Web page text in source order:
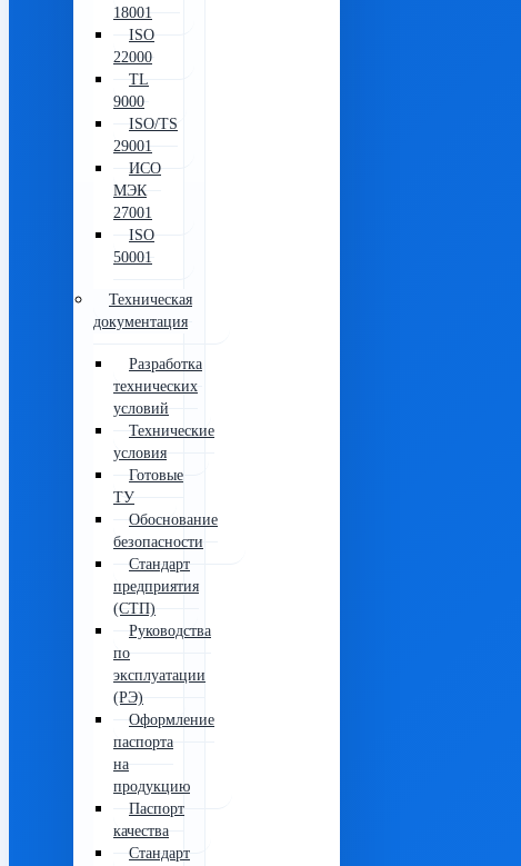
18001
ISO
22000
TL
9000
ISO/TS
29001
ИСО
МЭК
27001
ISO
50001
Техническая
документация
Разработка
технических
условий
Технические
условия
Готовые
ТУ
Обоснование
безопасности
Стандарт
предприятия
(СТП)
Руководства
по
эксплуатации
(РЭ)
Оформление
паспорта
на
продукцию
Паспорт
качества
Стандарт